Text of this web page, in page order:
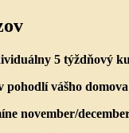
5 týždňový
pohodlí vášho domova
november/